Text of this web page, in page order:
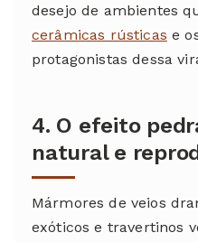
desejo de ambientes
cerâmicas rústicas e
protagonistas dessa
4. O efeito
natural e
Mármores de veios
exóticos e travertinos